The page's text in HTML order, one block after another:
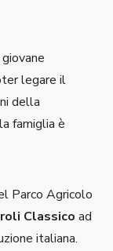
legare il
della
famiglia è
Parco Agricolo
Classico ad
italiana.